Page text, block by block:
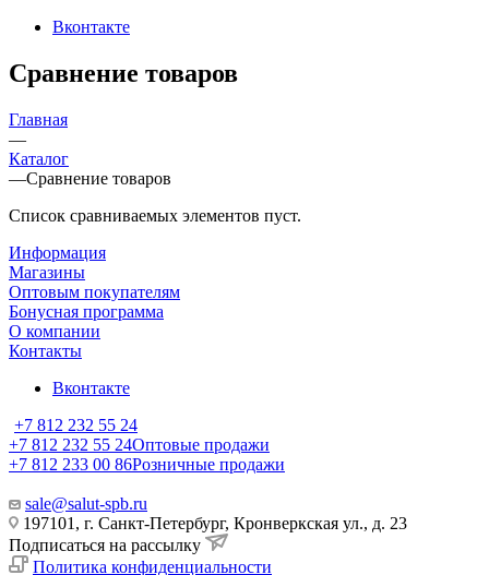
Вконтакте
Сравнение товаров
Главная
—
Каталог
—Сравнение товаров
Список сравниваемых элементов пуст.
Информация
Магазины
Оптовым покупателям
Бонусная программа
О компании
Контакты
Вконтакте
+7 812 232 55 24
+7 812 232 55 24Оптовые продажи
+7 812 233 00 86Розничные продажи
sale@salut-spb.ru
197101, г. Санкт-Петербург, Кронверкская ул., д. 23
Подписаться на рассылку
Политика конфиденциальности